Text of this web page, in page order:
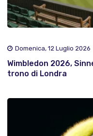
Domenica, 12 Luglio 2026
Wimbledon 2026,
trono di Londra